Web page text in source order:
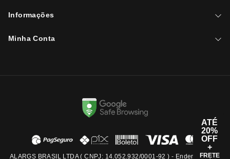
Informações
Minha Conta
ALARGS BRASIL LTDA ( CNPJ: 14.052.932/0001-92 ) - Endereço: Rua
ATÉ
20%
OFF
+
FRETE